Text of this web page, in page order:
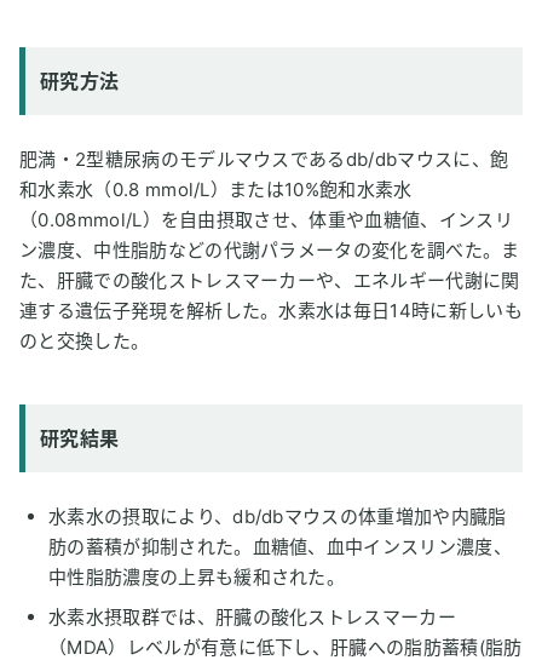
研究方法
肥満・2型糖尿病のモデルマウスであるdb/dbマウスに、飽
和水素水（0.8 mmol/L）または10%飽和水素水
（0.08mmol/L）を自由摂取させ、体重や血糖値、インスリ
ン濃度、中性脂肪などの代謝パラメータの変化を調べた。ま
た、肝臓での酸化ストレスマーカーや、エネルギー代謝に関
連する遺伝子発現を解析した。水素水は毎日14時に新しいも
のと交換した。
研究結果
水素水の摂取により、db/dbマウスの体重増加や内臓脂
肪の蓄積が抑制された。血糖値、血中インスリン濃度、
中性脂肪濃度の上昇も緩和された。
水素水摂取群では、肝臓の酸化ストレスマーカー
（MDA）レベルが有意に低下し、肝臓への脂肪蓄積(脂肪